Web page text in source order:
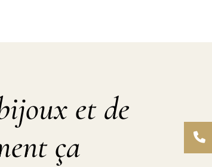
et de
ça